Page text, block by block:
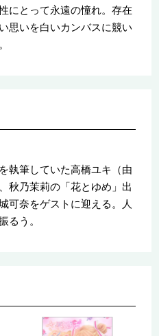
にとって永遠の憧れ。存在
思いを白いカンバスに競い
執筆していた高橋ユキ（由
秋乃茉莉の「花とゆめ」出
可奈をゲストに迎える。人
るう。